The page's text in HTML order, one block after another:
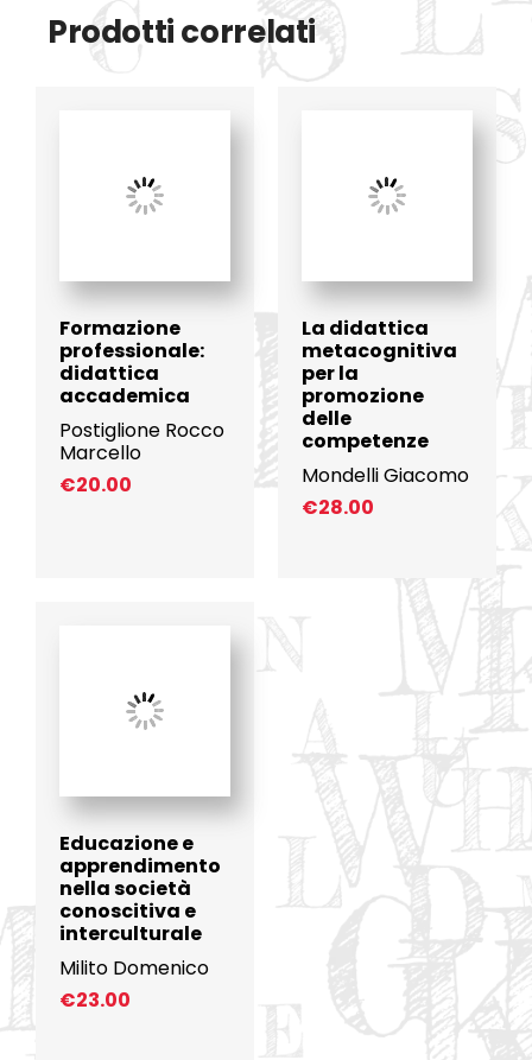
Prodotti correlati
Formazione
professionale:
didattica
accademica
Postiglione Rocco
Marcello
€20.00
La didattica
metacognitiva
per la
promozione
delle
competenze
Mondelli Giacomo
€28.00
Educazione e
apprendimento
nella società
conoscitiva e
interculturale
Milito Domenico
€23.00